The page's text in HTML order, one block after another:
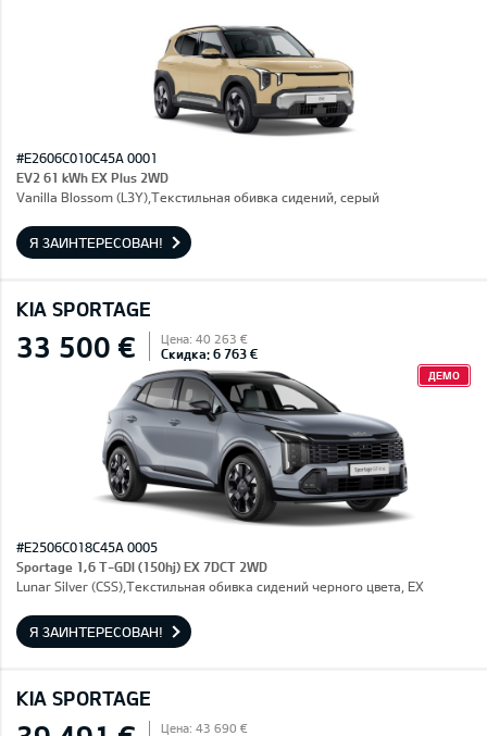
#E2606C010C45A 0001
EV2 61 kWh EX Plus 2WD
Vanilla Blossom (L3Y),Текстильная обивка сидений, серый
Я ЗАИНТЕРЕСОВАН!
KIA SPORTAGE
33 500 € Цена: 40 263 €
Скидка: 6 763 €
ДЕМО
#E2506C018C45A 0005
Sportage 1,6 T-GDI (150hj) EX 7DCT 2WD
Lunar Silver (CSS),Текстильная обивка сидений черного цвета, EX
Я ЗАИНТЕРЕСОВАН!
KIA SPORTAGE
Цена: 43 690 €